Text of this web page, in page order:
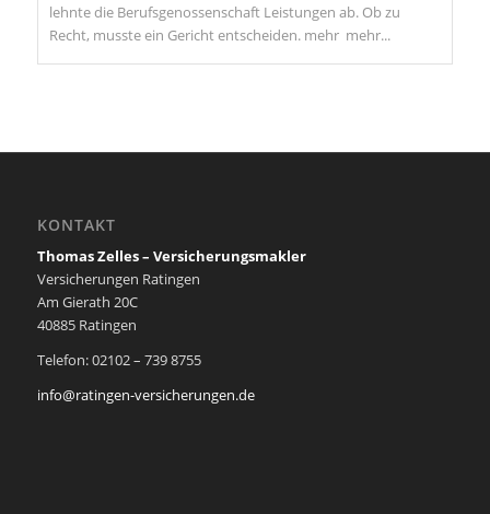
lehnte die Berufsgenossenschaft Leistungen ab. Ob zu
Recht, musste ein Gericht entscheiden. mehr mehr...
KONTAKT
Thomas Zelles – Versicherungsmakler
Versicherungen Ratingen
Am Gierath 20C
40885 Ratingen
Telefon: 02102 – 739 8755
info@ratingen-versicherungen.de